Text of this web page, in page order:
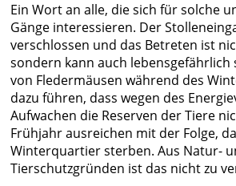
Ein Wort an alle, die sich für solche
Gänge interessieren. Der
verschlossen und das Betreten ist
sondern kann auch lebensgefährlich
von Fledermäusen während des
dazu führen, dass wegen des
Aufwachen die Reserven der Tiere
Frühjahr ausreichen mit der Folge,
Winterquartier sterben. Aus Natur-
Tierschutzgründen ist das nicht zu